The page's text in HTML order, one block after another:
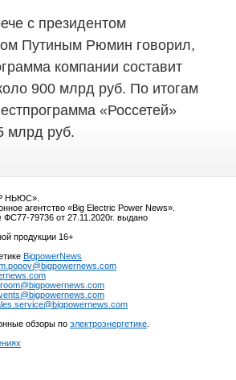
с президентом
Путиным Рюмин говорил,
компании составит
900 млрд руб. По итогам
«Россетей»
млрд руб.
НЬЮС».
агентство «Big Electric Power News».
79736 от 27.11.2020г. выдано
продукции 16+
BigpowerNews
обзоры по электроэнергетике